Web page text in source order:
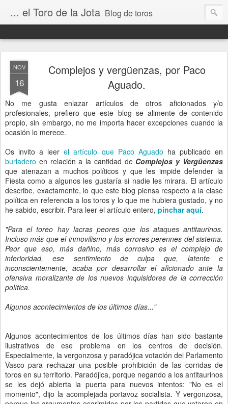
... el Toro de la Jota Blog de toros
NOV
16
Complejos y vergüenzas, por Paco
Aguado.
No me gusta enlazar artículos de otros aficionados y/o
profesionales, prefiero que este blog se alimente de contenido
propio, sin embargo, no me importa hacer excepciones cuando la
ocasión lo merece.
Os invito a leerel artículo que Paco Aguado ha publicado en
burladero en relación a la cantidad de Complejos y Vergüenzas
que atenazan a muchos políticos y que les impide defender la
Fiesta como a algunos les gustaría si nadie les mirara. El artículo
describe, exactamente, lo que este blog piensa respecto a la clase
política en referencia a los toros y lo que me hubiera gustado, y no
he sabido, escribir. Para leer el artículo entero, pinchar aquí.
"Para el toreo hay lacras peores que los ataques antitaurinos.
Incluso más que el inmovilismo y los errores perennes del sistema.
Peor que eso, más dañino, más corrosivo es el complejo de
inferioridad, ese sentimiento de culpa que, latente e
inconscientemente, acaba por desarrollar el aficionado ante la
ofensiva moralizante de los nuevos inquisidores de la corrección
política.
Algunos acontecimientos de los últimos días..."
Algunos acontecimientos de los últimos días han sido bastante
ilustrativos de ese problema en los centros de decisión.
Especialmente, la vergonzosa y paradójica votación del Parlamento
Vasco para rechazar una posible prohibición de las corridas de
toros en su territorio. Paradójica, porque negando a los antitaurinos
se les dejó abierta la puerta para nuevos intentos: "No es el
momento", dijo la acomplejada portavoz socialista. Y vergonzosa,